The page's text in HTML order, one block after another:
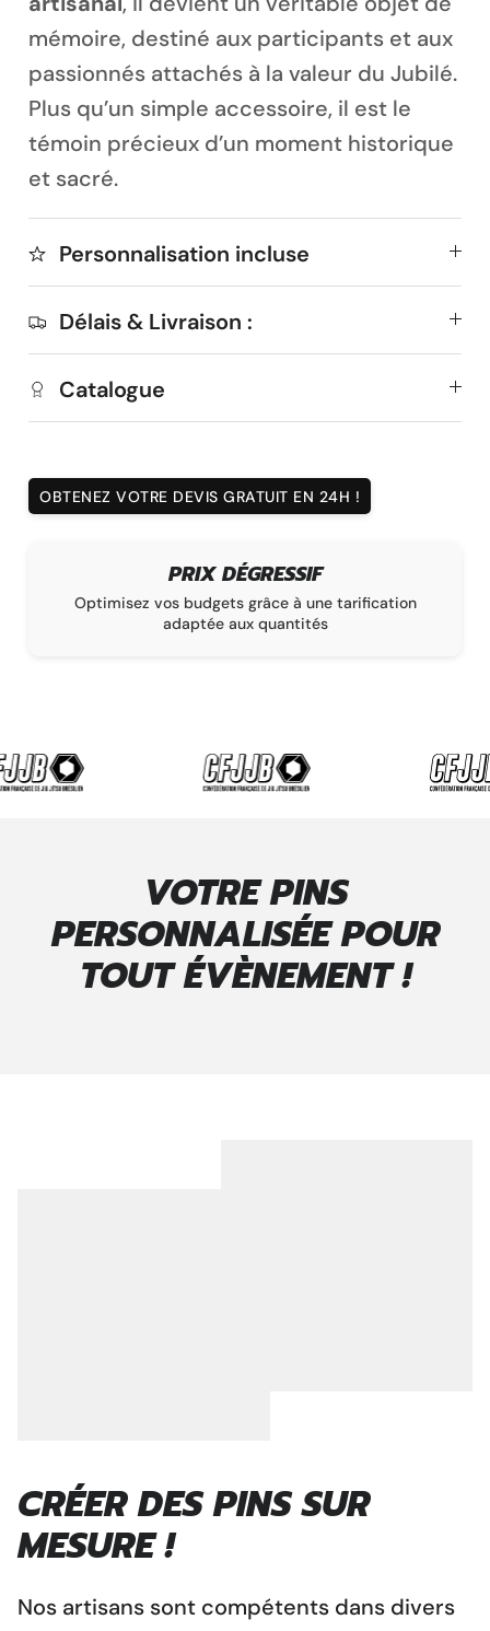
mémoire, destiné aux participants et aux
passionnés attachés à la valeur du Jubilé.
Plus qu’un simple accessoire, il est le
témoin précieux d’un moment historique
et sacré.
Personnalisation incluse
Délais & Livraison :
Catalogue
OBTENEZ VOTRE DEVIS GRATUIT EN 24H !
PRIX DÉGRESSIF
Optimisez vos budgets grâce à une tarification
adaptée aux quantités
VOTRE PINS
PERSONNALISÉE POUR
TOUT ÉVÈNEMENT !
CRÉER DES PINS SUR
MESURE !
Nos artisans sont compétents dans divers